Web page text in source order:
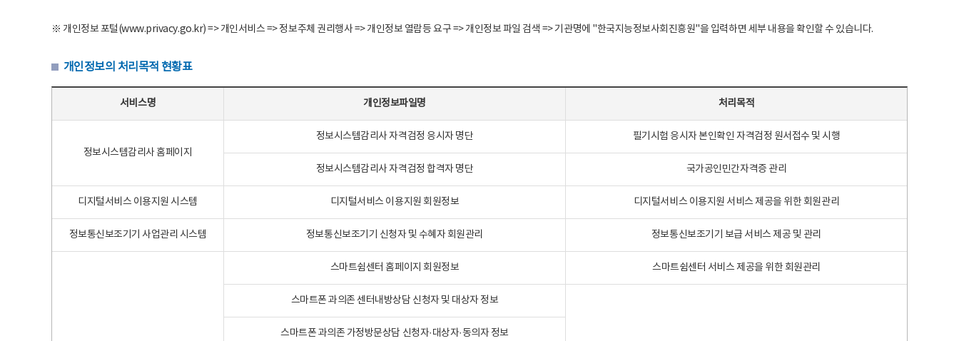
※ 개인정보 포털(www.privacy.go.kr) => 개인서비스 => 정보주체 권리행사 => 개인정보 열람등 요구 => 개인정보 파일 검색 => 기관명에 "한국지능정보사회진흥원"을 입력하면 세부 내용을 확인할 수 있습니다.
개인정보의 처리목적 현황표
서비스명 개인정보파일명 처리목적
정보시스템감리사 홈페이지
정보시스템감리사 자격검정 응시자 명단 필기시험 응시자 본인확인 자격검정 원서접수 및 시행
정보시스템감리사 자격검정 합격자 명단 국가공인민간자격증 관리
디지털서비스 이용지원 시스템 디지털서비스 이용지원 회원정보 디지털서비스 이용지원 서비스 제공을 위한 회원관리
정보통신보조기기 사업관리 시스템 정보통신보조기기 신청자 및 수혜자 회원관리 정보통신보조기기 보급 서비스 제공 및 관리
스마트쉼센터 홈페이지 회원정보 스마트쉼센터 서비스 제공을 위한 회원관리
스마트폰 과의존 센터내방상담 신청자 및 대상자 정보
스마트폰 과의존 가정방문상담 신청자·대상자·동의자 정보